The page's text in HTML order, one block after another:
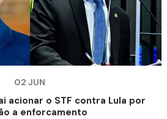
02 JUN
acionar o STF contra Lula por
a enforcamento